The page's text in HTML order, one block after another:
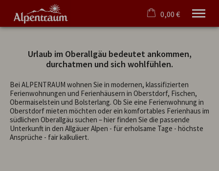
Ferienwohnungen/-häuser
Hörnerdörfer
Angebote
Tipps
Service
Verwaltung
0,00 €
Urlaub im Oberallgäu bedeutet ankommen,
durchatmen und sich wohlfühlen.
Bei ALPENTRAUM wohnen Sie in modernen, klassifizierten
Ferienwohnungen und Ferienhäusern in Oberstdorf, Fischen,
Obermaiselstein und Bolsterlang. Ob Sie eine Ferienwohnung in
Oberstdorf mieten möchten oder ein komfortables Ferienhaus im
südlichen Oberallgäu suchen – hier finden Sie die passende
Unterkunft in den Allgäuer Alpen - für erholsame Tage - höchste
Ansprüche - fair kalkuliert.